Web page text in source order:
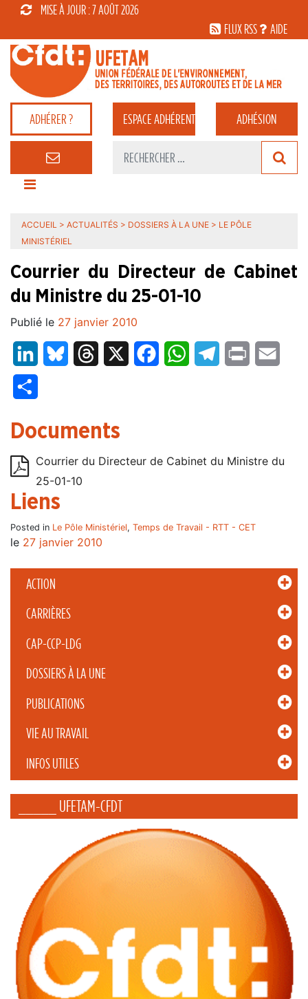
MISE À JOUR : 7 AOÛT 2026
FLUX RSS
AIDE
ADHÉRER ? ESPACEADHÉRENT ADHÉSION
ACTION
CARRIÈRES
CAP-CCP-LDG
DOSSIERS À LA UNE
PUBLICATIONS
VIE AU TRAVAIL
INFOS UTILES
_____ UFETAM-CFDT
ACCUEIL > ACTUALITÉS > DOSSIERS À LA UNE > LE PÔLE
MINISTÉRIEL
Courrier du Directeur de Cabinet
du Ministre du 25-01-10
Publié le 27 janvier 2010
LinkedInBluesky Threads FacebookWhatsAppTelegram
Print
Documents
Courrier du Directeur de Cabinet du Ministre du
25-01-10
Liens
Posted in Le Pôle Ministériel, Temps de Travail - RTT - CET
le 27 janvier 2010